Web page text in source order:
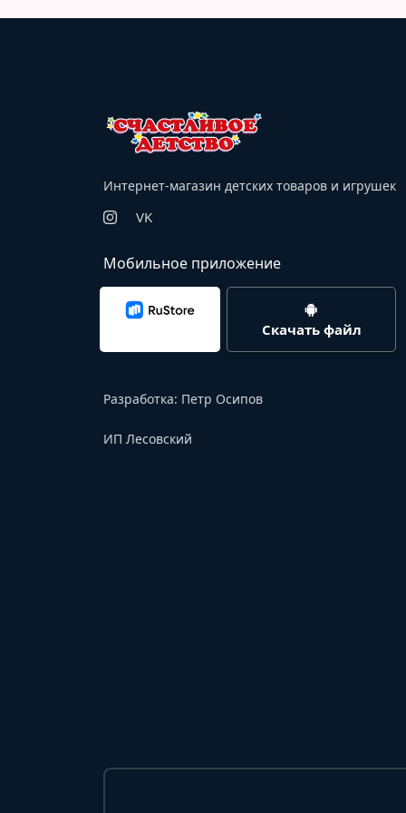
Интернет-магазин детских товаров и игрушек
VK
Мобильное приложение
Скачать файл
Разработка: Петр Осипов
ИП Лесовский